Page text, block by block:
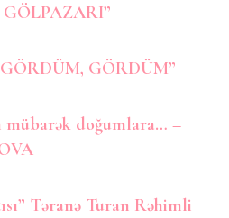
GÖRDÜM”
mübarək doğumlara… –
Təranə Turan Rəhimli